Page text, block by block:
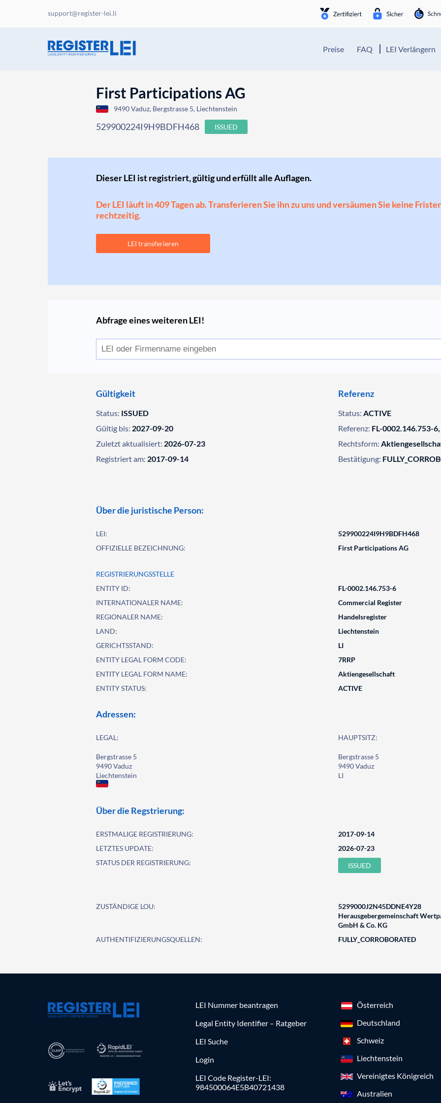
support@register-lei.li
Preise FAQ LEI Verlängern
First Participations AG
9490 Vaduz, Bergstrasse 5, Liechtenstein
529900224I9H9BDFH468 ISSUED
Dieser LEI ist registriert, gültig und erfüllt alle Auflagen.
Der LEI läuft in 409 Tagen ab. Transferieren Sie ihn zu uns und versäumen Sie keine
rechtzeitig.
LEI transferieren
Abfrage eines weiteren LEI!
Gültigkeit
Status: ISSUED
Gültig bis: 2027-09-20
Zuletzt aktualisiert: 2026-07-23
Registriert am: 2017-09-14
Referenz
Status: ACTIVE
Referenz: FL-0002.146.753-
Rechtsform:
Bestätigung:
Über die juristische Person:
LEI:
529900224I9H9BDFH468
OFFIZIELLE BEZEICHNUNG:
First Participations AG
REGISTRIERUNGSSTELLE
ENTITY ID:
FL-0002.146.753-6
INTERNATIONALER NAME:
Commercial Register
REGIONALER NAME:
Handelsregister
LAND:
Liechtenstein
GERICHTSSTAND:
LI
ENTITY LEGAL FORM CODE:
7RRP
ENTITY LEGAL FORM NAME:
Aktiengesellschaft
ENTITY STATUS:
ACTIVE
Adressen:
LEGAL:
Bergstrasse 5
9490 Vaduz
Liechtenstein
HAUPTSITZ:
Bergstrasse 5
9490 Vaduz
LI
Über die Regstrierung:
ERSTMALIGE REGISTRIERUNG:
2017-09-14
LETZTES UPDATE:
2026-07-23
STATUS DER REGISTRIERUNG:
ISSUED
ZUSTÄNDIGE LOU:
5299000J2N45DDNE4Y28
Herausgebergemeinschaft
GmbH & Co. KG
AUTHENTIFIZIERUNGSQUELLEN:
FULLY_CORROBORATED
LEI Nummer beantragen
Legal Entity Identifier – Ratgeber
LEI Suche
Login
LEI Code Register-LEI:
984500064E5B40721438
Österreich
Deutschland
Schweiz
Liechtenstein
Vereinigtes Königreich
Australien